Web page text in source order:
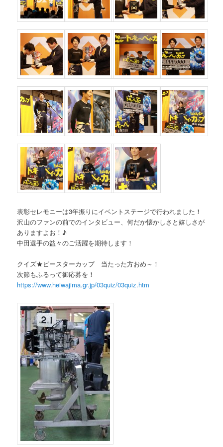
表彰セレモニーは3年振りにイベントステージで行われました！
沢山のファンの前でのインタビュー、何だか懐かしさと嬉しさが
ありますよお！♪
中田選手の益々のご活躍を期待します！
クイズ★ピースターカップ 当たった方おめ～！
次節もふるって御応募を！
https://www.heiwajima.gr.jp/03quiz/03quiz.htm